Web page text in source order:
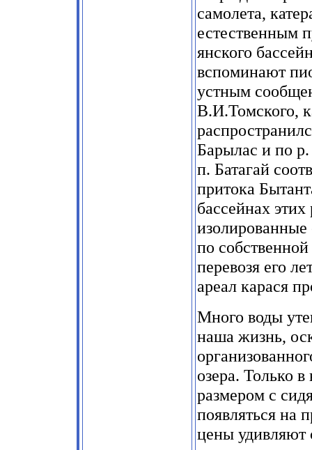
самолета,
естественным
янского
вспоминают
устным
В.И.Томского,
Барылас и по
п. Батагай
притока
бассейнах
изолированные
по
перевозя его
ареал карася
Много воды
наша жизнь,
озера. Только
размером с
появляться на
цены удивляют